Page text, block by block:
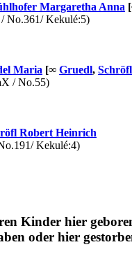
Margaretha Anna
No.361/ Kekulé:5)
Maria [∞ Gruedl, Schröfl
/ No.55)
Robert Heinrich
Kekulé:4)
Kinder hier
oder hier